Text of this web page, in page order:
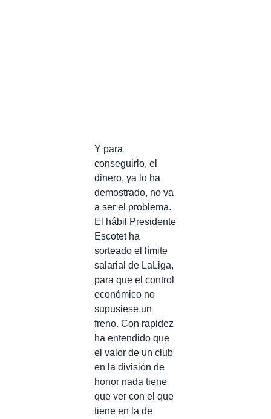
Y para
conseguirlo, el
dinero, ya lo ha
demostrado, no va
a ser el problema.
El hábil Presidente
Escotet ha
sorteado el límite
salarial de LaLiga,
para que el control
económico no
supusiese un
freno. Con rapidez
ha entendido que
el valor de un club
en la división de
honor nada tiene
que ver con el que
tiene en la de